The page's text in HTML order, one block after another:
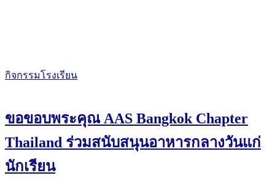
กิจกรรมโรงเรียน
ขอขอบพระคุณ AAS Bangkok Chapter
Thailand ร่วมสนับสนุนอาหารกลางวันแก่
นักเรียน